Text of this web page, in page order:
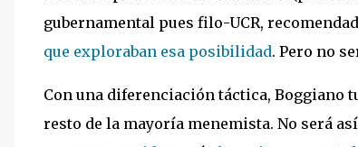
gubernamental pues filo-UCR,
que exploraban esa posibilidad. Pero no
Con una diferenciación táctica, Boggiano
resto de la mayoría menemista. No será